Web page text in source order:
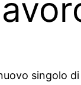
singolo di